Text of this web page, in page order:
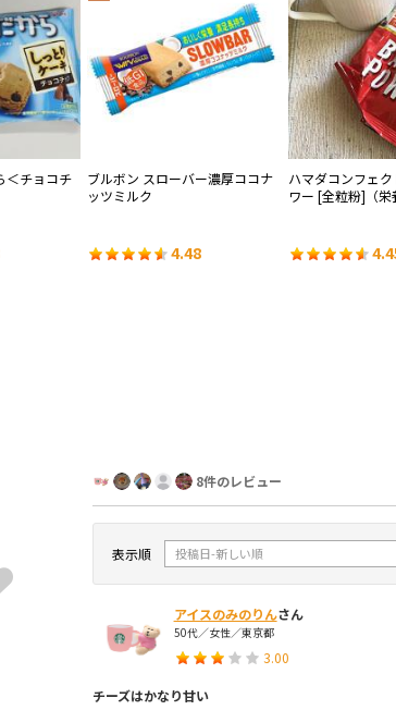
＜チョコチ
ブルボン スローバー濃厚ココナ
ッツミルク
4.48
ハマダコンフェ
ワー [全粒粉]（栄
8件のレビュー
表示順
アイスのみのりんさん
50代／女性／東京都
3.00
チーズはかなり甘い